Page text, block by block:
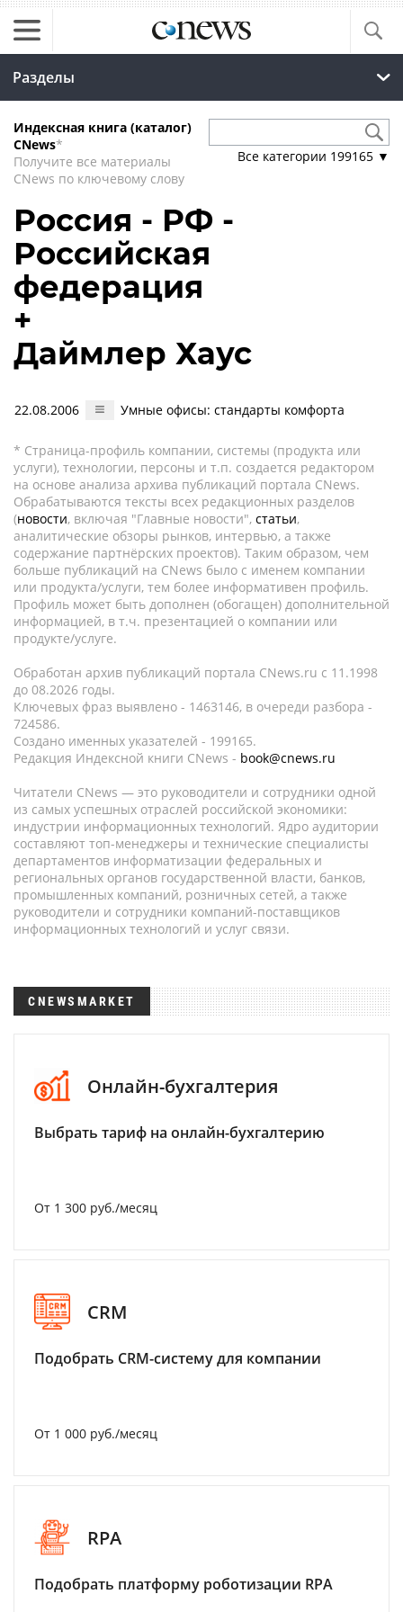
Разделы
Индексная книга (каталог)
CNews*
Получите все материалы
CNews по ключевому слову
Все категории 199165 ▼
Россия - РФ -
Российская
федерация
+
Даймлер Хаус
22.08.2006 Умные офисы: стандарты комфорта
* Страница-профиль компании, системы (продукта или
услуги), технологии, персоны и т.п. создается редактором
на основе анализа архива публикаций портала CNews.
Обрабатываются тексты всех редакционных разделов
(новости, включая "Главные новости", статьи,
аналитические обзоры рынков, интервью, а также
содержание партнёрских проектов). Таким образом, чем
больше публикаций на CNews было с именем компании
или продукта/услуги, тем более информативен профиль.
Профиль может быть дополнен (обогащен) дополнительной
информацией, в т.ч. презентацией о компании или
продукте/услуге.
Обработан архив публикаций портала CNews.ru c 11.1998
до 08.2026 годы.
Ключевых фраз выявлено - 1463146, в очереди разбора -
724586.
Создано именных указателей - 199165.
Редакция Индексной книги CNews - book@cnews.ru
Читатели CNews — это руководители и сотрудники одной
из самых успешных отраслей российской экономики:
индустрии информационных технологий. Ядро аудитории
составляют топ-менеджеры и технические специалисты
департаментов информатизации федеральных и
региональных органов государственной власти, банков,
промышленных компаний, розничных сетей, а также
руководители и сотрудники компаний-поставщиков
информационных технологий и услуг связи.
CNEWSMARKET
Онлайн-бухгалтерия
Выбрать тариф на онлайн-бухгалтерию
От 1 300 руб./месяц
CRM
Подобрать CRM-систему для компании
От 1 000 руб./месяц
RPA
Подобрать платформу роботизации RPA